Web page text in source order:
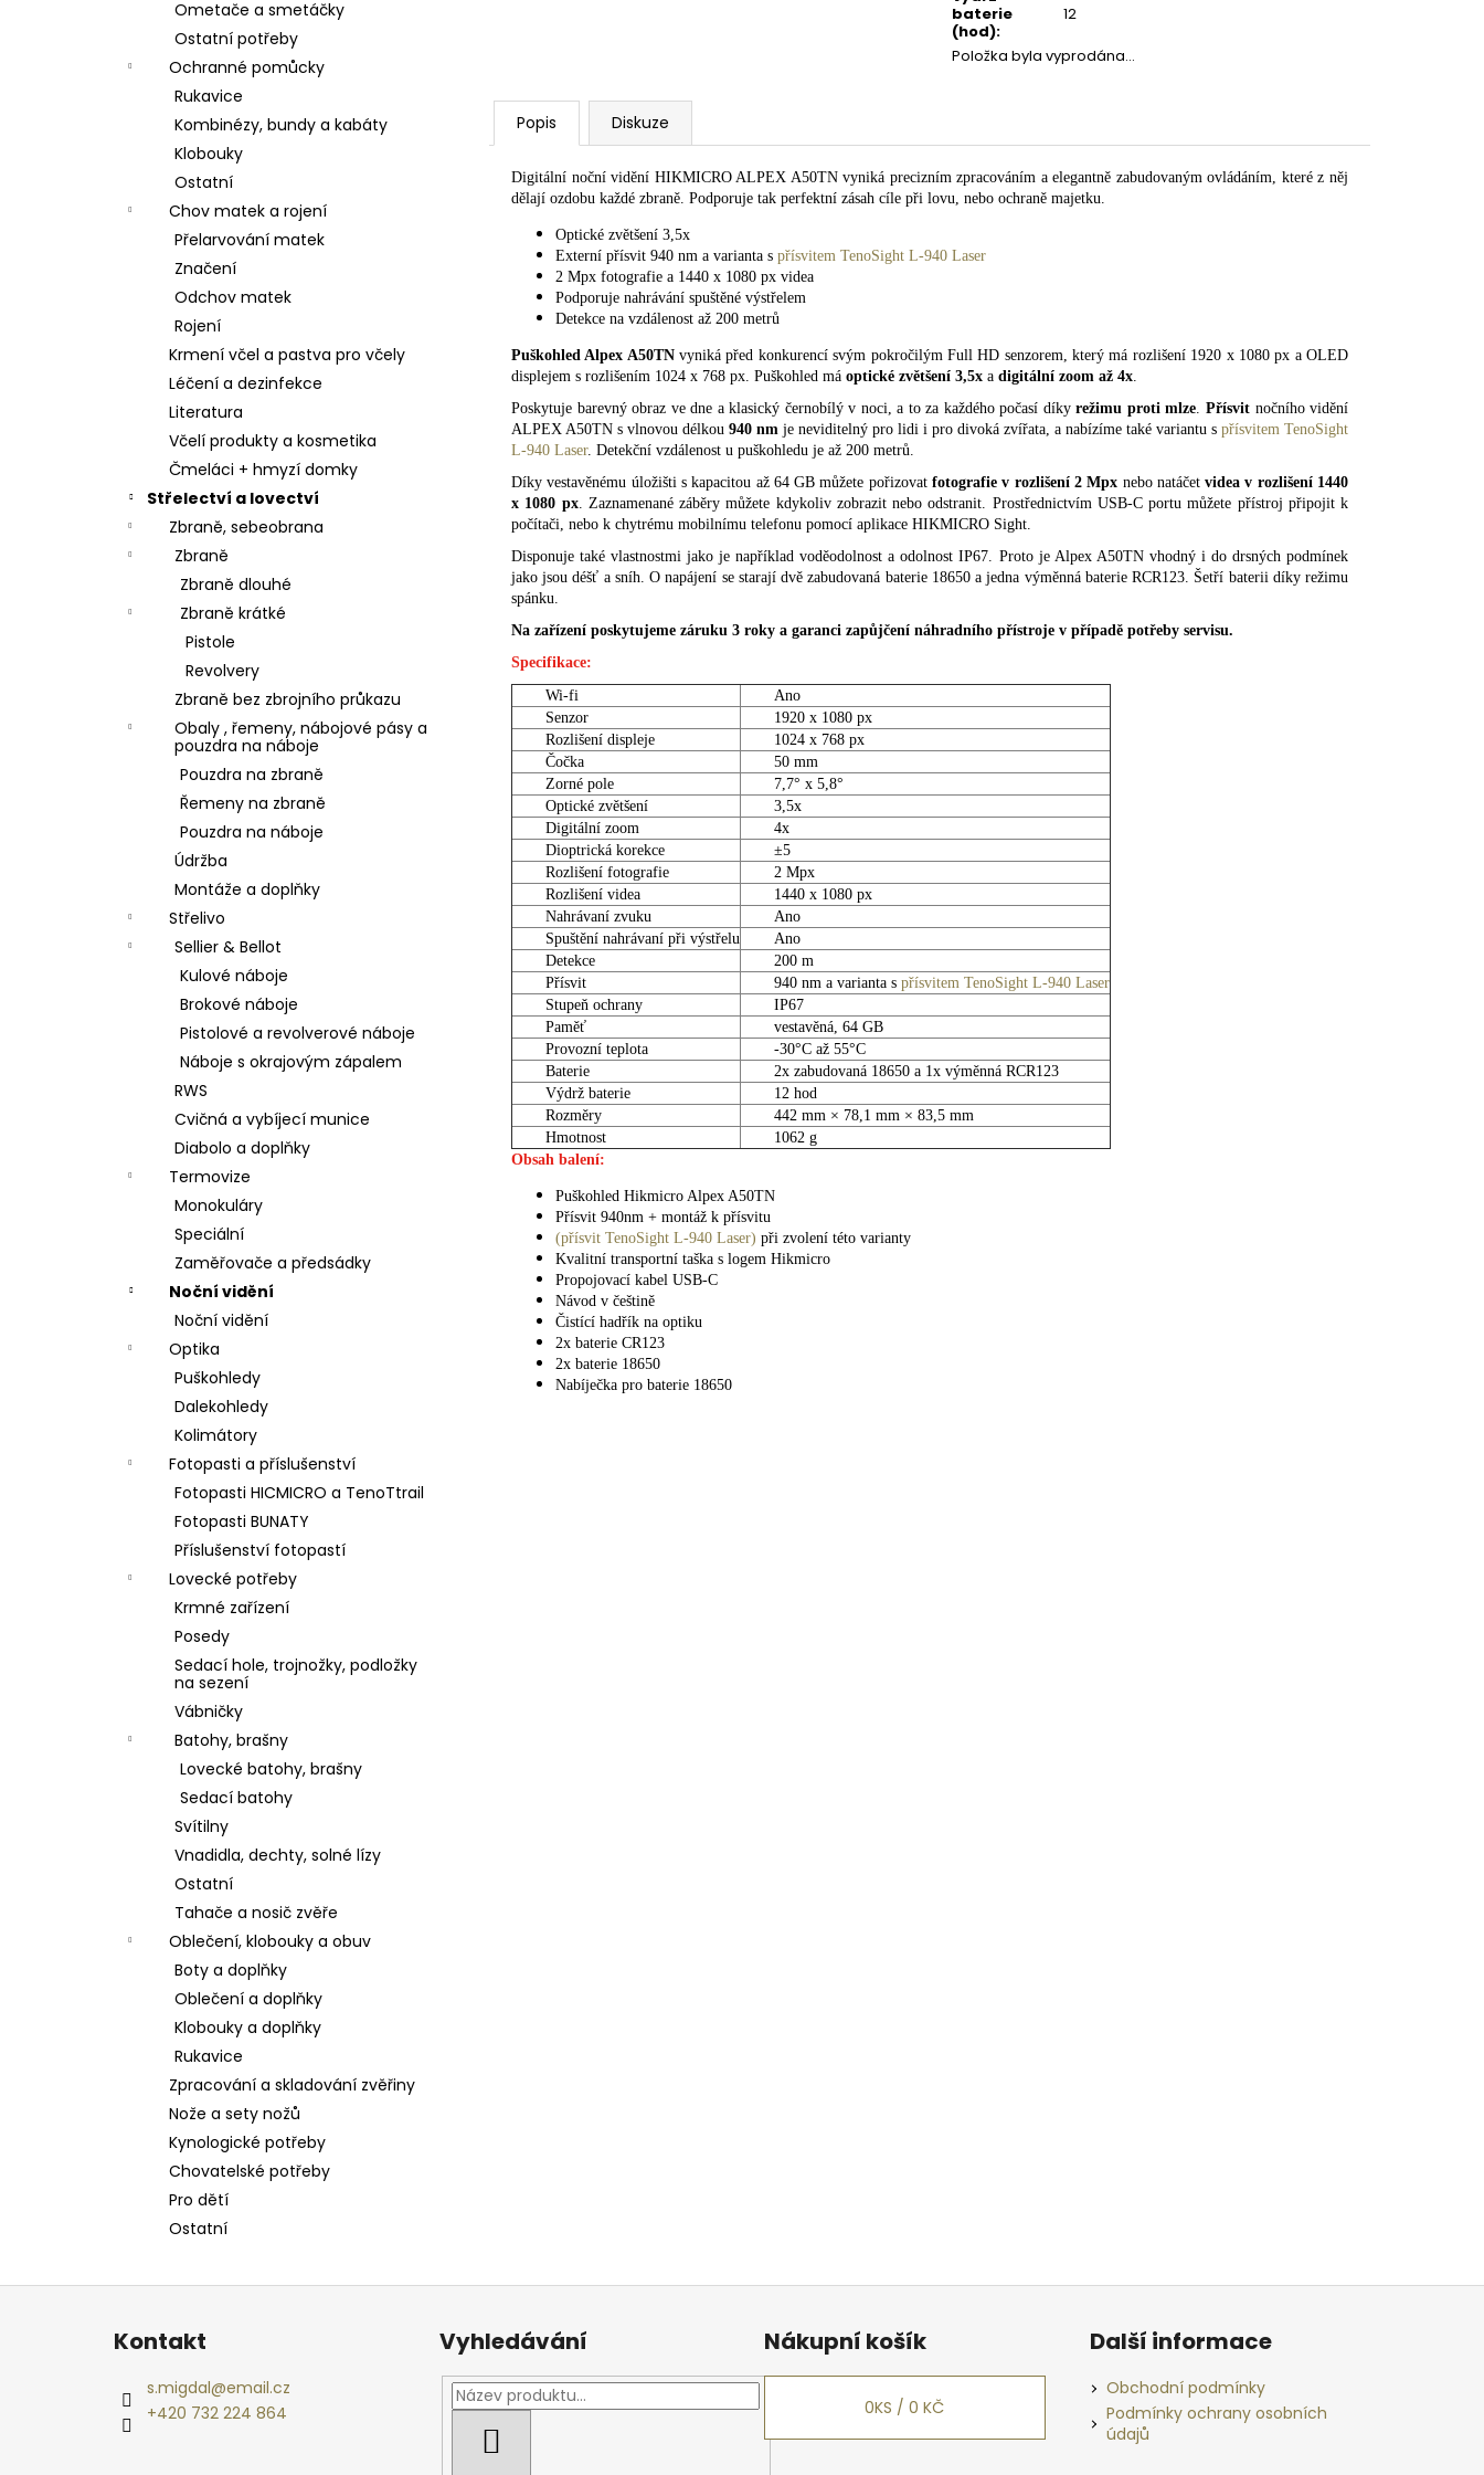
Ometače a smetáčky
Ostatní potřeby
Ochranné pomůcky
Rukavice
Kombinézy, bundy a kabáty
Klobouky
Ostatní
Chov matek a rojení
Přelarvování matek
Značení
Odchov matek
Rojení
Krmení včel a pastva pro včely
Léčení a dezinfekce
Literatura
Včelí produkty a kosmetika
Čmeláci + hmyzí domky
Střelectví a lovectví
Zbraně, sebeobrana
Zbraně
Zbraně dlouhé
Zbraně krátké
Pistole
Revolvery
Zbraně bez zbrojního průkazu
Obaly , řemeny, nábojové pásy a
pouzdra na náboje
Pouzdra na zbraně
Řemeny na zbraně
Pouzdra na náboje
Údržba
Montáže a doplňky
Střelivo
Sellier & Bellot
Kulové náboje
Brokové náboje
Pistolové a revolverové náboje
Náboje s okrajovým zápalem
RWS
Cvičná a vybíjecí munice
Diabolo a doplňky
Termovize
Monokuláry
Speciální
Zaměřovače a předsádky
Noční vidění
Noční vidění
Optika
Puškohledy
Dalekohledy
Kolimátory
Fotopasti a příslušenství
Fotopasti HICMICRO a TenoTtrail
Fotopasti BUNATY
Příslušenství fotopastí
Lovecké potřeby
Krmné zařízení
Posedy
Sedací hole, trojnožky, podložky
na sezení
Vábničky
Batohy, brašny
Lovecké batohy, brašny
Sedací batohy
Svítilny
Vnadidla, dechty, solné lízy
Ostatní
Tahače a nosič zvěře
Oblečení, klobouky a obuv
Boty a doplňky
Oblečení a doplňky
Klobouky a doplňky
Rukavice
Zpracování a skladování zvěřiny
Nože a sety nožů
Kynologické potřeby
Chovatelské potřeby
Pro dětí
Ostatní
baterie
(hod):
12
Položka byla vyprodána…
Popis Diskuze
Digitální noční vidění HIKMICRO ALPEX A50TN vyniká precizním zpracováním a elegantně zabudovaným ovládáním, které z něj
dělají ozdobu každé zbraně. Podporuje tak perfektní zásah cíle při lovu, nebo ochraně majetku.
Optické zvětšení 3,5x
Externí přísvit 940 nm a varianta s přísvitem TenoSight L-940 Laser
2 Mpx fotografie a 1440 x 1080 px videa
Podporuje nahrávání spuštěné výstřelem
Detekce na vzdálenost až 200 metrů
Puškohled Alpex A50TNvyniká před konkurencí svým pokročilým Full HD senzorem, který má rozlišení 1920 x 1080 px a OLED
displejem s rozlišením 1024 x 768 px. Puškohled má optické zvětšení 3,5x a digitální zoom až 4x
Poskytuje barevný obraz ve dne a klasický černobílý v noci, a to za každého počasí díkyrežimu proti mlze Přísvitnočního vidění
ALPEX A50TN s vlnovou délkou 940 nm je neviditelný pro lidi i pro divoká zvířata, a nabízíme také variantu s přísvitem TenoSight
L-940 Laser. Detekční vzdálenost u puškohledu je až 200 metrů.
Díky vestavěnému úložišti s kapacitou až 64 GB můžete pořizovat fotografie v rozlišení 2 Mpx nebo natáčetvidea v rozlišení 1440
x 1080 px. Zaznamenané záběry můžete kdykoliv zobrazit nebo odstranit. Prostřednictvím USB-C portu můžete přístroj připojit k
počítači, nebo k chytrému mobilnímu telefonu pomocí aplikace HIKMICRO Sight.
Disponuje také vlastnostmi jako je například voděodolnost a odolnost IP67. Proto je Alpex A50TN vhodný i do drsných podmínek
jako jsou déšť a sníh. O napájení se starají dvě zabudovaná baterie 18650 a jedna výměnná baterie RCR123. Šetří baterii díky režimu
spánku.
Na zařízení poskytujeme záruku 3 roky a garanci zapůjčení náhradního přístroje v případě potřeby servisu.
Specifikace:
Wi-fi
Ano
Senzor
1920 x 1080 px
Rozlišení displeje
1024 x 768 px
Čočka
50 mm
Zorné pole
7,7° x 5,8°
Optické zvětšení
3,5x
Digitální zoom
4x
Dioptrická korekce
±5
Rozlišení fotografie
2 Mpx
Rozlišení videa
1440 x 1080 px
Nahrávaní zvuku
Ano
Spuštění nahrávaní při výstřelu
Ano
Detekce
200 m
Přísvit
940 nm a varianta s přísvitem TenoSight L-940 Laser
Stupeň ochrany
IP67
Paměť
vestavěná, 64 GB
Provozní teplota
-30°C až 55°C
Baterie
2x zabudovaná 18650 a 1x výměnná RCR123
Výdrž baterie
12 hod
Rozměry
442 mm × 78,1 mm × 83,5 mm
Hmotnost
1062 g
Obsah balení:
Puškohled Hikmicro Alpex A50TN
Přísvit 940nm + montáž k přísvitu
(přísvit TenoSight L-940 Laser) při zvolení této varianty
Kvalitní transportní taška s logem Hikmicro
Propojovací kabel USB-C
Návod v češtině
Čistící hadřík na optiku
2x baterie CR123
2x baterie 18650
Nabíječka pro baterie 18650
Z
Kontakt
s.migdal@email.cz
+420 732 224 864
Vyhledávání Nákupní košík
0KS /0 KČ
Další informace
Obchodní podmínky
Podmínky ochrany osobních
údajů